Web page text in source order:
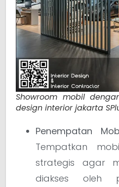
Showroom mobil
design interior jakarta
Penempatan
Tempatkan
strategis agar
diakses oleh